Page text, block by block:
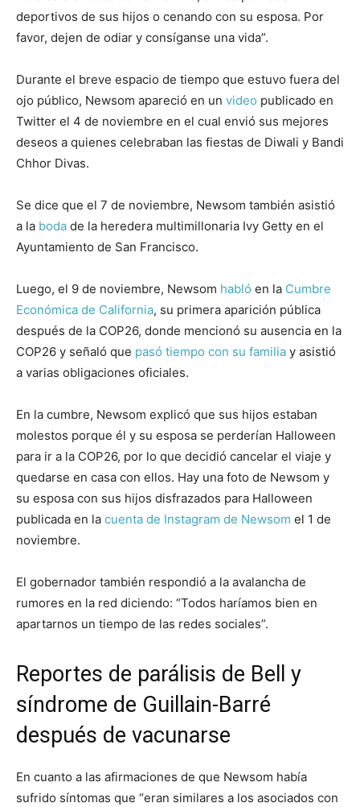
deportivos de sus hijos o cenando con su esposa. Por
favor, dejen de odiar y consíganse una vida”.
Durante el breve espacio de tiempo que estuvo fuera del
ojo público, Newsom apareció en un video publicado en
Twitter el 4 de noviembre en el cual envió sus mejores
deseos a quienes celebraban las fiestas de Diwali y Bandi
Chhor Divas.
Se dice que el 7 de noviembre, Newsom también asistió
a la boda de la heredera multimillonaria Ivy Getty en el
Ayuntamiento de San Francisco.
Luego, el 9 de noviembre, Newsom habló en la Cumbre
Económica de California, su primera aparición pública
después de la COP26, donde mencionó su ausencia en la
COP26 y señaló que pasó tiempo con su familia y asistió
a varias obligaciones oficiales.
En la cumbre, Newsom explicó que sus hijos estaban
molestos porque él y su esposa se perderían Halloween
para ir a la COP26, por lo que decidió cancelar el viaje y
quedarse en casa con ellos. Hay una foto de Newsom y
su esposa con sus hijos disfrazados para Halloween
publicada en la cuenta de Instagram de Newsom el 1 de
noviembre.
El gobernador también respondió a la avalancha de
rumores en la red diciendo: “Todos haríamos bien en
apartarnos un tiempo de las redes sociales”.
Reportes de parálisis de Bell y
síndrome de Guillain-Barré
después de vacunarse
En cuanto a las afirmaciones de que Newsom había
sufrido síntomas que “eran similares a los asociados con